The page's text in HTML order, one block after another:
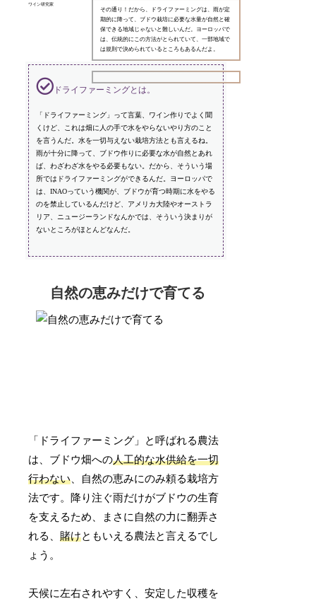
ワイン研究家
その通り！だから、ドライファーミングは、雨が定
期的に降って、ブドウ栽培に必要な水量が自然と確
保できる地域じゃないと難しいんだ。ヨーロッパで
は、伝統的にこの方法がとられていて、一部地域で
は規則で決められているところもあるんだよ。
ドライファーミングとは。
「ドライファーミング」って言葉、ワイン作りでよく聞
くけど、これは畑に人の手で水をやらないやり方のこと
を言うんだ。水を一切与えない栽培方法とも言えるね。
雨が十分に降って、ブドウ作りに必要な水が自然とあれ
ば、わざわざ水をやる必要もない。だから、そういう場
所ではドライファーミングができるんだ。ヨーロッパで
は、INAOっていう機関が、ブドウが育つ時期に水をやる
のを禁止しているんだけど、アメリカ大陸やオーストラ
リア、ニュージーランドなんかでは、そういう決まりが
ないところがほとんどなんだ。
自然の恵みだけで育てる
「ドライファーミング」と呼ばれる農法
は、ブドウ畑への人工的な水供給を一切
行わない、自然の恵みにのみ頼る栽培方
法です。降り注ぐ雨だけがブドウの生育
を支えるため、まさに自然の力に翻弄さ
れる、賭けともいえる農法と言えるでし
ょう。
天候に左右されやすく、安定した収穫を